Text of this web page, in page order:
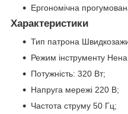
Ергономічна
Характеристики
Тип патрона
Режим інструменту
Потужність: 320 Вт;
Напруга мережі 220 В;
Частота струму 50 Гц;